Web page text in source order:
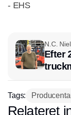
- EHS
N.C.
Efter
hos
Tags:
Relateret